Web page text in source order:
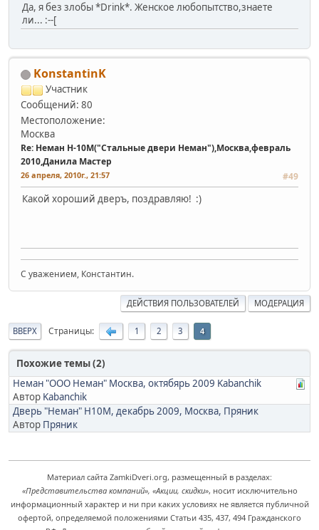
Да, я без злобы *Drink*. Женское любопытство,знаете
ли... :--[
KonstantinK
Участник
Сообщений: 80
Местоположение:
Москва
Re: Неман Н-10М("Стальные двери Неман"),Москва,февраль
2010,Данила Мастер
26 апреля, 2010г., 21:57 #49
Какой хороший дверъ, поздравляю! :)
C уважением, Константин.
ДЕЙСТВИЯ ПОЛЬЗОВАТЕЛЕЙ МОДЕРАЦИЯ
ВВЕРХ Страницы 1 2 3 4
Похожие темы (2)
Неман "ООО Неман" Москва, октябярь 2009 Kabanchik
Автор Kabanchik
Дверь "Неман" Н10М, декабрь 2009, Москва, Пряник
Автор Пряник
Материал сайта ZamkiDveri.org, размещенный в разделах:
«Представительства компаний», «Акции, скидки», носит исключительно
информационный характер и ни при каких условиях не является публичной
офертой, определяемой положениями Статьи 435, 437, 494 Гражданского